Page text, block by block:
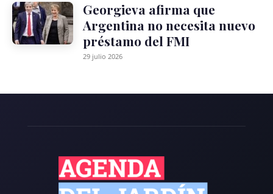
Georgieva afirma que
Argentina no necesita nuevo
préstamo del FMI
29 julio 2026